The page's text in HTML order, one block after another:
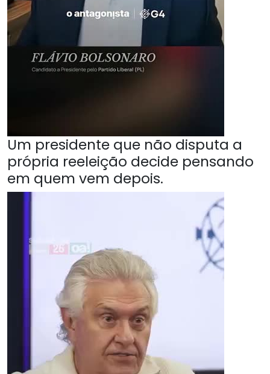
Um presidente que não disputa a
própria reeleição decide pensando
em quem vem depois.